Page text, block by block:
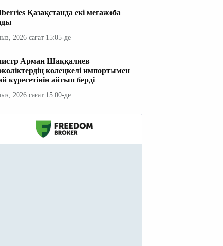
Қазақстанда екі мегажоба
2026 сағат 15:05-де
Арман Шаққалиев
көлеңкелі импортымен
күресетінін айтып берді
2026 сағат 15:00-де